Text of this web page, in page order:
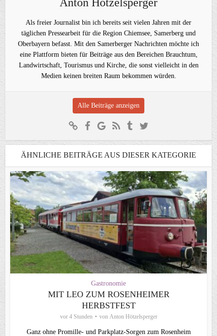
Als freier Journalist bin ich bereits seit vielen Jahren mit der
täglichen Pressearbeit für die Region Chiemsee, Samerberg und
Oberbayern befasst. Mit den Samerberger Nachrichten möchte ich
eine Plattform bieten für Beiträge aus den Bereichen Brauchtum,
Landwirtschaft, Tourismus und Kirche, die sonst vielleicht in den
Medien keinen breiten Raum bekommen würden.
Alle Beiträge anzeigen
ÄHNLICHE BEITRÄGE AUS DIESER KATEGORIE
Gastronomie
MIT LEO ZUM ROSENHEIMER
HERBSTFEST
vor 4 Stunden von Anton Hötzelsperger
Ganz ohne Promille- und Parkplatz-Sorgen zum Rosenheim